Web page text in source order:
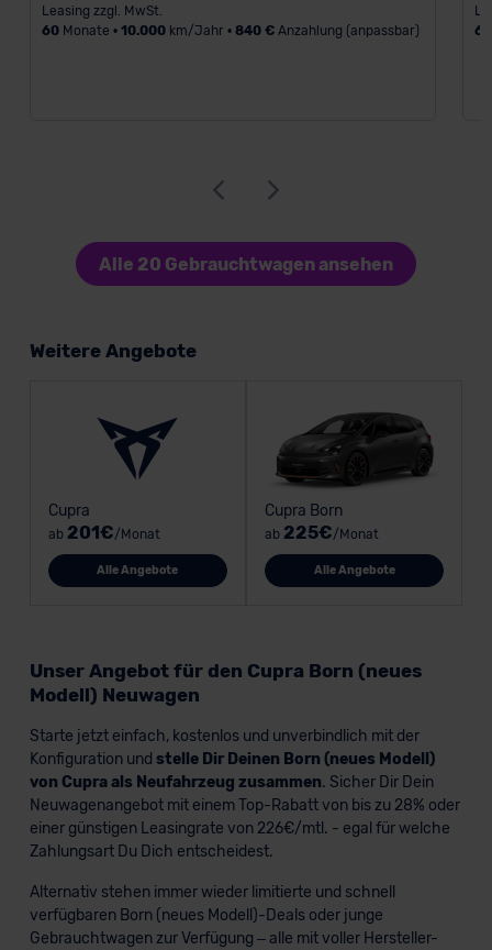
Leasing zzgl. MwSt.
60Monate • 10.000km/Jahr • 840 €Anzahlung (anpassbar)
60
Alle 20 Gebrauchtwagen ansehen
Weitere Angebote
Cupra
ab 201€/Monat
Alle Angebote
Cupra Born
ab 225€/Monat
Alle Angebote
Unser Angebot für den Cupra Born (neues
Modell) Neuwagen
Starte jetzt einfach, kostenlos und unverbindlich mit der
Konfiguration und stelle Dir Deinen Born (neues Modell)
von Cupra als Neufahrzeug zusammen. Sicher Dir Dein
Neuwagenangebot mit einem Top-Rabatt von bis zu 28% oder
einer günstigen Leasingrate von 226€/mtl. - egal für welche
Zahlungsart Du Dich entscheidest.
Alternativ stehen immer wieder limitierte und schnell
verfügbaren Born (neues Modell)-Deals oder junge
Gebrauchtwagen zur Verfügung – alle mit voller Hersteller-